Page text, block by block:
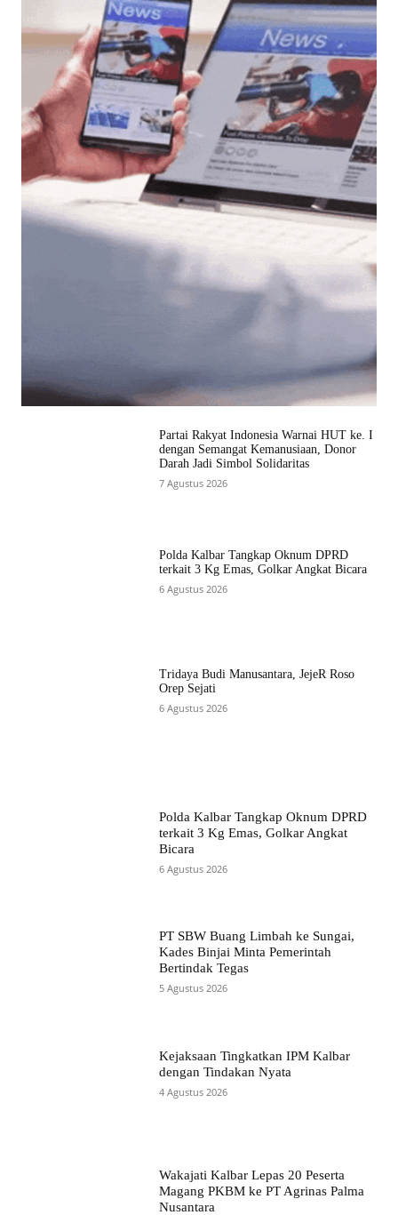
Partai Rakyat Indonesia Warnai HUT ke. I
dengan Semangat Kemanusiaan, Donor
Darah Jadi Simbol Solidaritas
7 Agustus 2026
Polda Kalbar Tangkap Oknum DPRD
terkait 3 Kg Emas, Golkar Angkat Bicara
6 Agustus 2026
Tridaya Budi Manusantara, JejeR Roso
Orep Sejati
6 Agustus 2026
Polda Kalbar Tangkap Oknum DPRD
terkait 3 Kg Emas, Golkar Angkat
Bicara
6 Agustus 2026
PT SBW Buang Limbah ke Sungai,
Kades Binjai Minta Pemerintah
Bertindak Tegas
5 Agustus 2026
Kejaksaan Tingkatkan IPM Kalbar
dengan Tindakan Nyata
4 Agustus 2026
Wakajati Kalbar Lepas 20 Peserta
Magang PKBM ke PT Agrinas Palma
Nusantara